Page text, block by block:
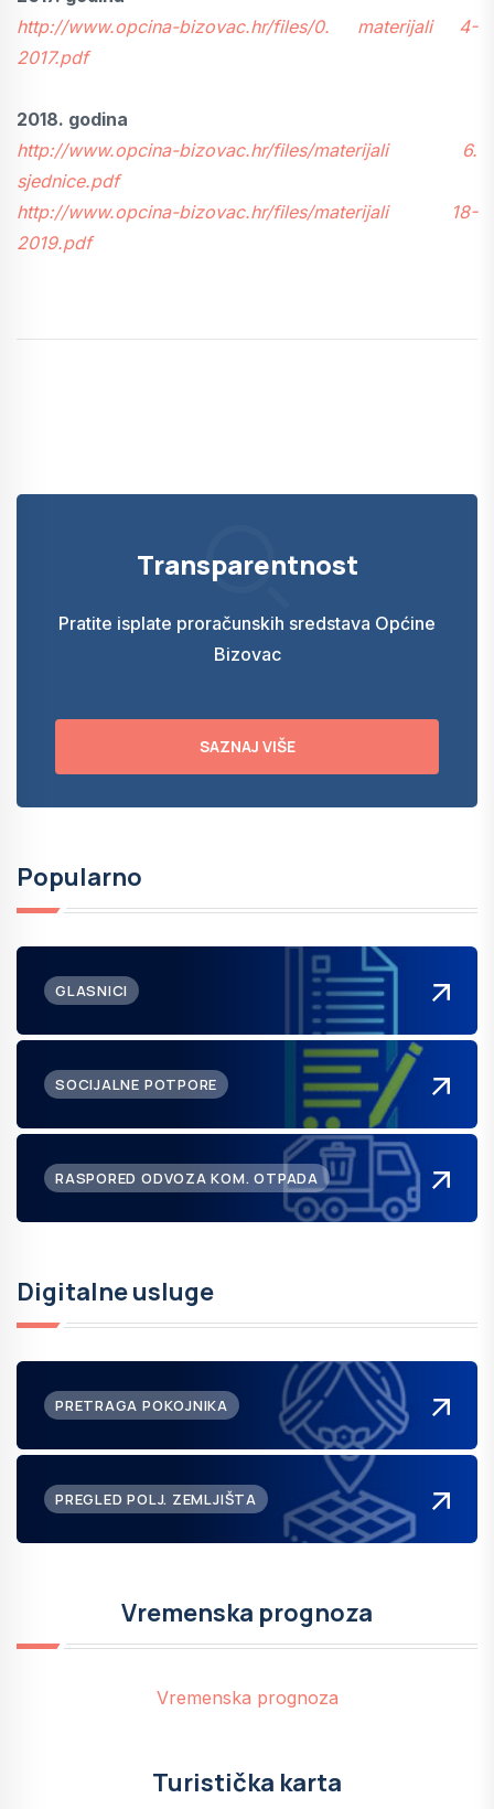
http://www.opcina-bizovac.hr/files/0. materijali 4-
2017.pdf
2018. godina
http://www.opcina-bizovac.hr/files/materijali 6.
sjednice.pdf
http://www.opcina-bizovac.hr/files/materijali 18-
2019.pdf
Transparentnost
Pratite isplate proračunskih sredstava Općine
Bizovac
SAZNAJ VIŠE
Popularno
GLASNICI
SOCIJALNE POTPORE
RASPORED ODVOZA KOM. OTPADA
Digitalne usluge
PRETRAGA POKOJNIKA
PREGLED POLJ. ZEMLJIŠTA
Vremenska prognoza
Vremenska prognoza
Turistička karta